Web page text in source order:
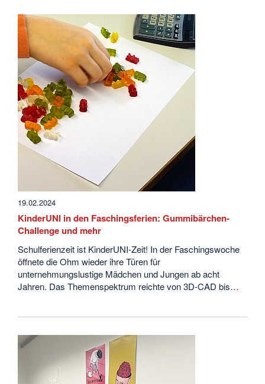
19.02.2024
KinderUNI in den Faschingsferien: Gummibärchen-
Challenge und mehr
Schulferienzeit ist KinderUNI-Zeit! In der Faschingswoche
öffnete die Ohm wieder ihre Türen für
unternehmungslustige Mädchen und Jungen ab acht
Jahren. Das Themenspektrum reichte von 3D-CAD bis…